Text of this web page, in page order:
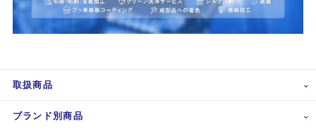
取扱商品
ブランド別商品